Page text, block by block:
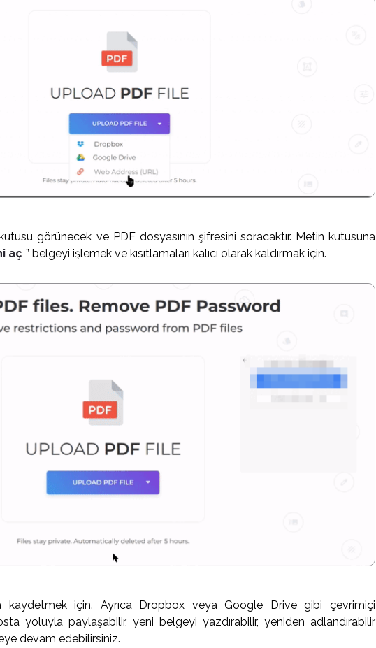
görünecek ve PDF dosyasının şifresini soracaktır. Metin kutusuna
aç ” belgeyi işlemek ve kısıtlamaları kalıcı olarak kaldırmak için.
kaydetmek için. Ayrıca Dropbox veya Google Drive gibi çevrimiçi
yoluyla paylaşabilir, yeni belgeyi yazdırabilir, yeniden adlandırabilir
devam edebilirsiniz.